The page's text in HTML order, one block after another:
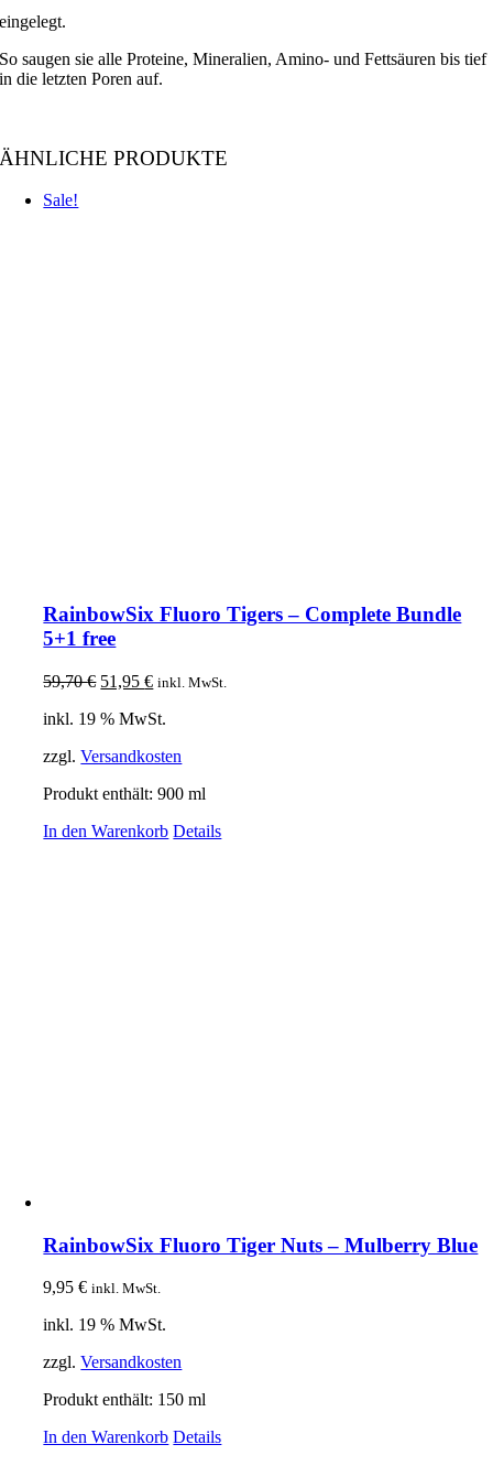
eingelegt.
So saugen sie alle Proteine, Mineralien, Amino- und Fettsäuren bis tief
in die letzten Poren auf.
ÄHNLICHE PRODUKTE
Sale!
RainbowSix Fluoro Tigers – Complete Bundle
5+1 free
59,70€ Ursprünglicher
war:
51,95€Aktueller
ist:
inkl. MwSt.
inkl. 19 % MwSt.
zzgl.Versandkosten
Produkt enthält: 900ml
In den Warenkorb Details
RainbowSix Fluoro Tiger Nuts – Mulberry Blue
9,95€ inkl. MwSt.
inkl. 19 % MwSt.
zzgl.Versandkosten
Produkt enthält: 150ml
In den Warenkorb Details